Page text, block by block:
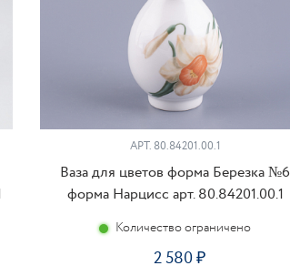
АРТ. 80.84201.00.1
Ваза для цветов форма Березка №6
форма Нарцисс арт. 80.84201.00.1
Количество ограничено
2 580